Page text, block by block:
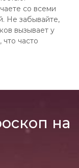
со всеми
Не забывайте,
вызывает у
часто
на